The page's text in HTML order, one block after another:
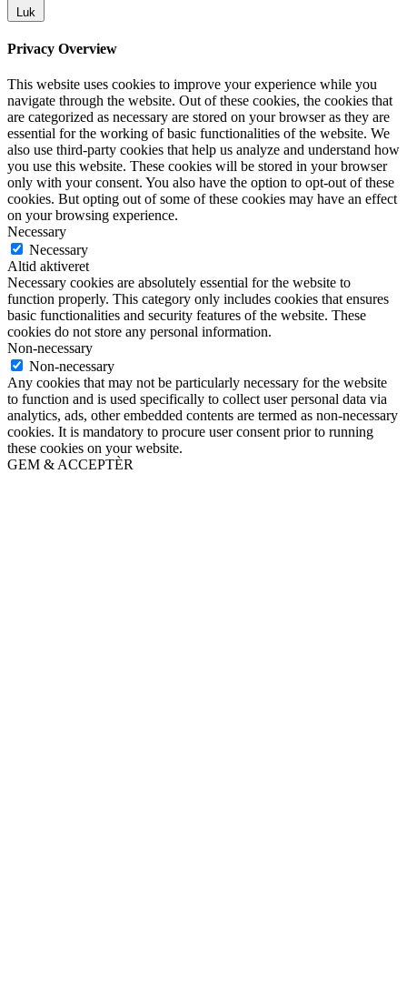
Luk
Privacy Overview
This website uses cookies to improve your experience while you
navigate through the website. Out of these cookies, the cookies that
are categorized as necessary are stored on your browser as they are
essential for the working of basic functionalities of the website. We
also use third-party cookies that help us analyze and understand how
you use this website. These cookies will be stored in your browser
only with your consent. You also have the option to opt-out of these
cookies. But opting out of some of these cookies may have an effect
on your browsing experience.
Necessary
Necessary
Altid aktiveret
Necessary cookies are absolutely essential for the website to
function properly. This category only includes cookies that ensures
basic functionalities and security features of the website. These
cookies do not store any personal information.
Non-necessary
Non-necessary
Any cookies that may not be particularly necessary for the website
to function and is used specifically to collect user personal data via
analytics, ads, other embedded contents are termed as non-necessary
cookies. It is mandatory to procure user consent prior to running
these cookies on your website.
GEM & ACCEPTÈR